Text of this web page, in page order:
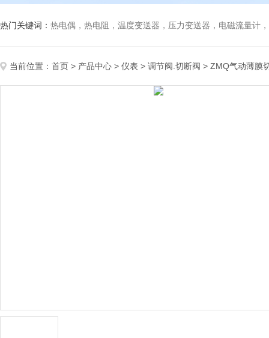
热门关键词： 热电偶，热电阻，温度变送器，压力变送器，电磁流量计，
当前位置： 首页 > 产品中心 > 仪表 > 调节阀.切断阀 > ZMQ气动薄膜